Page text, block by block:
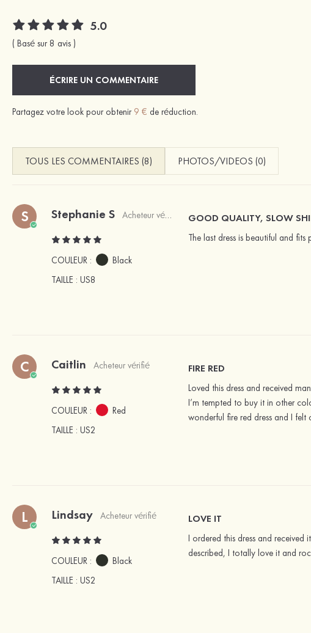
5.0
( Basé sur 8 avis )
ÉCRIRE UN COMMENTAIRE
Partagez votre look pour obtenir 9 € de réduction.
TOUS LES COMMENTAIRES (8) PHOTOS/VIDEOS (0)
S Stephanie S Acheteur vérifié
COULEUR :
Black
TAILLE : US8
GOOD QUALITY, SLOW
The last dress is beautiful and
C Caitlin Acheteur vérifié
COULEUR :
Red
TAILLE : US2
FIRE RED
Loved this dress and received
I’m tempted to buy it in other
wonderful fire red dress and I
L Lindsay Acheteur vérifié
COULEUR :
Black
TAILLE : US2
LOVE IT
I ordered this dress and received
described, I totally love it and